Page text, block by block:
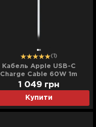
(1)
Кабель Apple USB-C
Charge Cable 60W 1m
White (MQKJ3)
Купити
1 049 грн